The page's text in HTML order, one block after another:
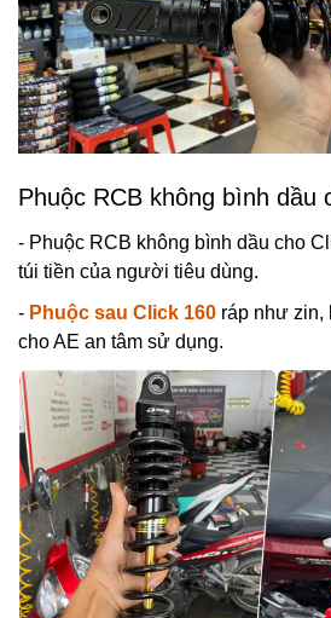
Phuộc RCB không bình dầu
- Phuộc RCB không bình dầu cho
túi tiền của người tiêu dùng.
- Phuộc sau Click 160 ráp như zin,
cho AE an tâm sử dụng.